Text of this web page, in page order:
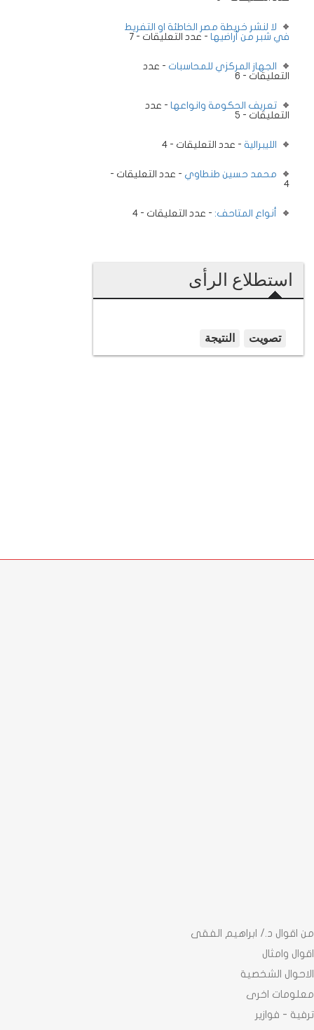
لا لنشر خريطة مصر الخاطئة او التفريط
في شبر من أراضيها - عدد التعليقات - 7
الجهاز المركزي للمحاسبات - عدد
التعليقات - 6
تعريف الحكومة وانواعها - عدد
التعليقات - 5
الليبرالية - عدد التعليقات - 4
محمد حسين طنطاوي - عدد التعليقات -
4
أنواع المتاحف: - عدد التعليقات - 4
استطلاع الرأى
من اقوال د./ ابراهيم الفقى
اقوال وامثال
الاحوال الشخصية
معلومات اخرى
ترفية - فوازير